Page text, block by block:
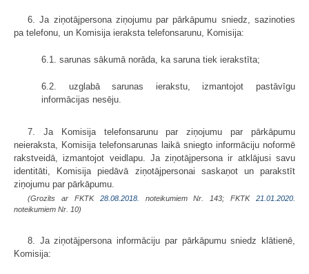
6. Ja ziņotājpersona ziņojumu par pārkāpumu sniedz, sazinoties
pa telefonu, un Komisija ieraksta telefonsarunu, Komisija:
6.1. sarunas sākumā norāda, ka saruna tiek ierakstīta;
6.2. uzglabā sarunas ierakstu, izmantojot pastāvīgu
informācijas nesēju.
7. Ja Komisija telefonsarunu par ziņojumu par pārkāpumu
neieraksta, Komisija telefonsarunas laikā sniegto informāciju noformē
rakstveidā, izmantojot veidlapu. Ja ziņotājpersona ir atklājusi savu
identitāti, Komisija piedāvā ziņotājpersonai saskaņot un parakstīt
ziņojumu par pārkāpumu.
(Grozīts ar FKTK 28.08.2018. noteikumiem Nr. 143; FKTK 21.01.2020.
noteikumiem Nr. 10)
8. Ja ziņotājpersona informāciju par pārkāpumu sniedz klātienē,
Komisija: